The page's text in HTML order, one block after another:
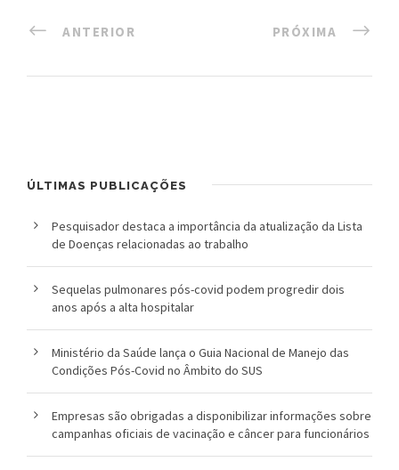
ANTERIOR PRÓXIMA
ÚLTIMAS PUBLICAÇÕES
Pesquisador destaca a importância da atualização da Lista
de Doenças relacionadas ao trabalho
Sequelas pulmonares pós-covid podem progredir dois
anos após a alta hospitalar
Ministério da Saúde lança o Guia Nacional de Manejo das
Condições Pós-Covid no Âmbito do SUS
Empresas são obrigadas a disponibilizar informações sobre
campanhas oficiais de vacinação e câncer para funcionários